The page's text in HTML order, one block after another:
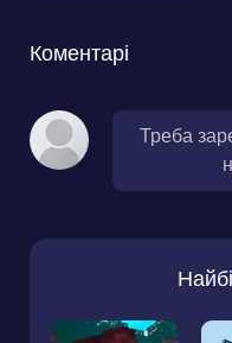
Коментарі
Треба